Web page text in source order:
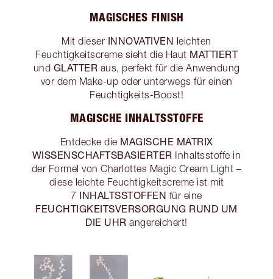
MAGISCHES FINISH
Mit dieser INNOVATIVEN leichten
Feuchtigkeitscreme sieht die Haut MATTIERT
und GLATTER aus, perfekt für die Anwendung
vor dem Make-up oder unterwegs für einen
Feuchtigkeits-Boost!
MAGISCHE INHALTSSTOFFE
Entdecke die MAGISCHE MATRIX
WISSENSCHAFTSBASIERTER Inhaltsstoffe in
der Formel von Charlottes Magic Cream Light –
diese leichte Feuchtigkeitscreme ist mit
7 INHALTSSTOFFEN für eine
FEUCHTIGKEITSVERSORGUNG RUND UM
DIE UHR angereichert!